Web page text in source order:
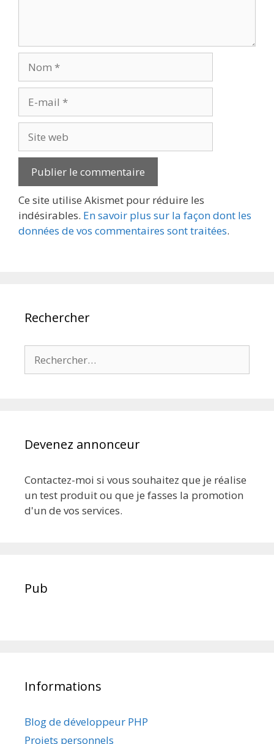
mail
web
Ce site utilise Akismet pour réduire les
indésirables. En savoir plus sur la façon dont les
données de vos commentaires sont traitées.
Rechercher
Devenez annonceur
Contactez-moi si vous souhaitez que je réalise
un test produit ou que je fasses la promotion
d'un de vos services.
Pub
Informations
Blog de développeur PHP
Projets personnels